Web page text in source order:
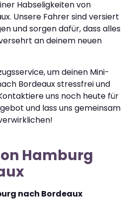
Habseligkeiten von
Unsere Fahrer sind versiert
und sorgen dafür, dass alles
an deinem neuen
um deinen Mini-
Bordeaux stressfrei und
uns noch heute für
und lass uns gemeinsam
Hamburg
nach Bordeaux